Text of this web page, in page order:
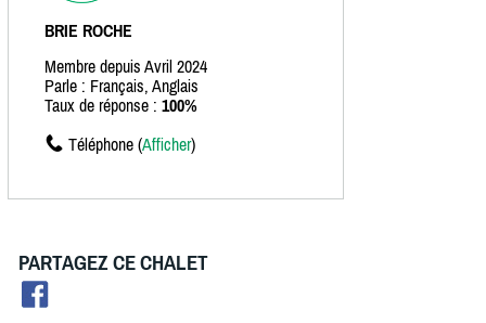
BRIE ROCHE
Membre depuis Avril 2024
Parle : Français, Anglais
Taux de réponse : 100%
Téléphone (Afficher)
PARTAGEZ CE CHALET